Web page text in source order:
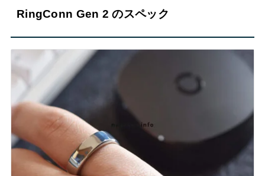
RingConn Gen 2 のスペック